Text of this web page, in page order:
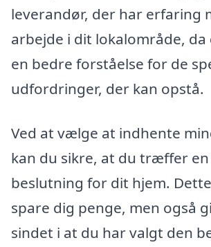
leverandør, der har erfaring
arbejde i dit lokalområde,
en bedre forståelse for de
udfordringer, der kan opstå.
Ved at vælge at indhente
kan du sikre, at du træffer
beslutning for dit hjem.
spare dig penge, men også
sindet i at du har valgt den